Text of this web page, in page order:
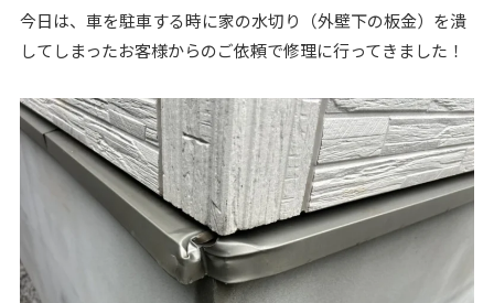
今日は、車を駐車する時に家の水切り（外壁下の板金）を潰
してしまったお客様からのご依頼で修理に行ってきました！